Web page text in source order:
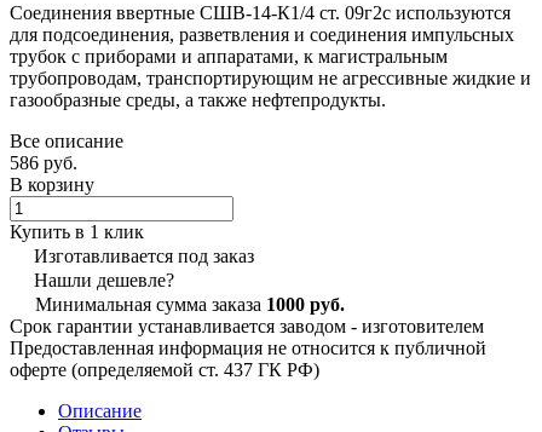
Соединения ввертные СШВ-14-К1/4 ст. 09г2с используются
для подсоединения, разветвления и соединения импульсных
трубок с приборами и аппаратами, к магистральным
трубопроводам, транспортирующим не агрессивные жидкие и
газообразные среды, а также нефтепродукты.
Все описание
586 руб.
В корзину
Купить в 1 клик
Изготавливается под заказ
Нашли дешевле?
Минимальная сумма заказа 1000 руб.
Срок гарантии устанавливается заводом - изготовителем
Предоставленная информация не относится к публичной
оферте (определяемой ст. 437 ГК РФ)
Описание